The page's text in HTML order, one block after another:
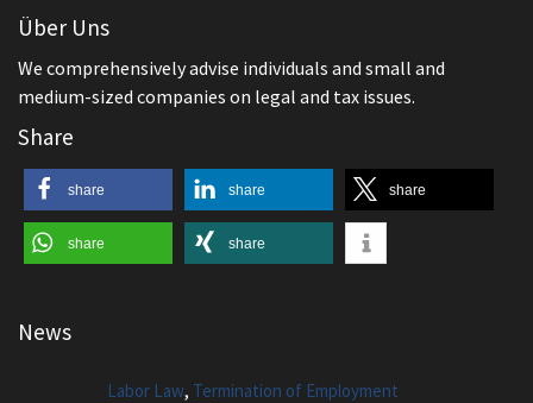
Über Uns
We comprehensively advise individuals and small and
medium-sized companies on legal and tax issues.
Share
share share share
share share
News
Labor Law, Termination of Employment